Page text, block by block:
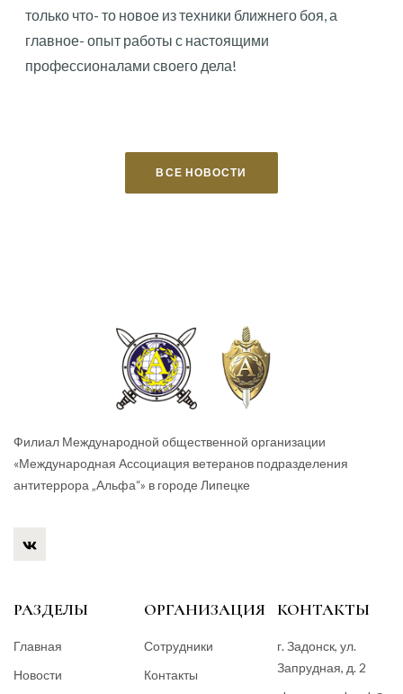
только что- то новое из техники ближнего боя, а
главное- опыт работы с настоящими
профессионалами своего дела!
ВСЕ НОВОСТИ
Филиал Международной общественной организации
«Международная Ассоциация ветеранов подразделения
антитеррора „Альфа“» в городе Липецке
РАЗДЕЛЫ
Главная
Новости
ОРГАНИЗАЦИЯ
Сотрудники
Контакты
КОНТАКТЫ
г. Задонск, ул.
Запрудная, д. 2